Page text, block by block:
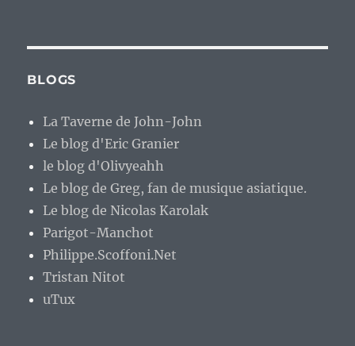
BLOGS
La Taverne de John-John
Le blog d'Eric Granier
le blog d'Olivyeahh
Le blog de Greg, fan de musique asiatique.
Le blog de Nicolas Karolak
Parigot-Manchot
Philippe.Scoffoni.Net
Tristan Nitot
uTux